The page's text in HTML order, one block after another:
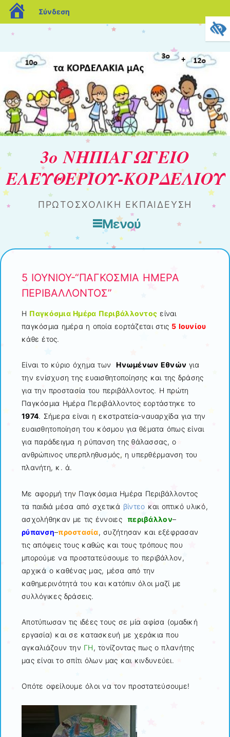
blogs.sch.gr
Σύνδεση
3ο ΝΗΠΙΑΓΩΓΕΙΟ
ΕΛΕΥΘΕΡΙΟΥ-ΚΟΡΔΕΛΙΟΥ
ΠΡΩΤΟΣΧΟΛΙΚΗ ΕΚΠΑΙΔΕΥΣΗ
Μενού
Μετάβαση στο περιεχόμενο
5 ΙΟΥΝΙΟΥ-“ΠΑΓΚΟΣΜΙΑ ΗΜΕΡΑ
ΠΕΡΙΒΑΛΛΟΝΤΟΣ”
Η Παγκόσμια Ημέρα Περιβάλλοντος είναι
παγκόσμια ημέρα η οποία εορτάζεται στις 5 Ιουνίου
κάθε έτος.
Είναι το κύριο όχημα τωνΗνωμένων Εθνών για
την ενίσχυση της ευαισθητοποίησης και της δράσης
για την προστασία του περιβάλλοντος. Η πρώτη
Παγκόσμια Ημέρα Περιβάλλοντος εορτάστηκε το
1974. Σήμερα είναι η εκστρατεία-ναυαρχίδα για την
ευαισθητοποίηση του κόσμου για θέματα όπως είναι
για παράδειγμα η ρύπανση της θάλασσας, ο
ανθρώπινος υπερπληθυσμός, η υπερθέρμανση του
πλανήτη, κ. ά.
Με αφορμή την Παγκόσμια Ημέρα Περιβάλλοντος
τα παιδιά μέσα από σχετικά βίντεο και οπτικό υλικό,
ασχολήθηκαν με τις έννοιεςπεριβάλλον–
ρύπανση–προστασία, συζήτησαν και εξέφρασαν
τις απόψεις τους καθώς και τους τρόπους που
μπορούμε να προστατεύσουμε το περιβάλλον,
αρχικά ο καθένας μας, μέσα από την
καθημερινότητά του και κατόπιν όλοι μαζί με
συλλόγικες δράσεις.
Αποτύπωσαν τις ιδέες τους σε μία αφίσα (ομαδική
εργασία) και σε κατασκευή με χεράκια που
αγκαλιάζουν την ΓΗ, τονίζοντας πως ο πλανήτης
μας είναι το σπίτι όλων μας και κινδυνεύει.
Οπότε οφείλουμε όλοι να τον προστατεύσουμε!